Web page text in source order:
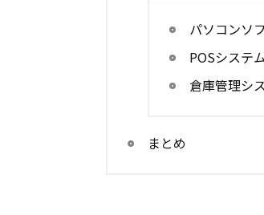
パソコンソ
POSシステ
倉庫管理シ
まとめ